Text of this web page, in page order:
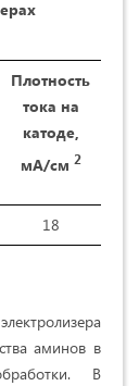
Плотность
тока на
катоде,
мА/см 2
18
аминов в
В